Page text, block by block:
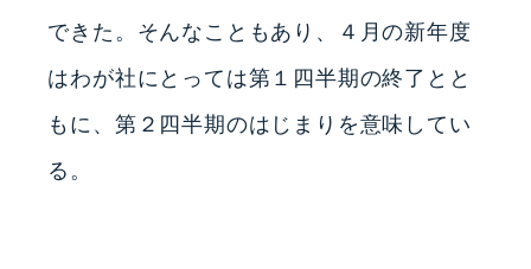
できた。そんなこともあり、４月の新年度
はわが社にとっては第１四半期の終了とと
もに、第２四半期のはじまりを意味してい
る。